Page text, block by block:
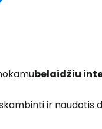
belaidžiu
ir
prie